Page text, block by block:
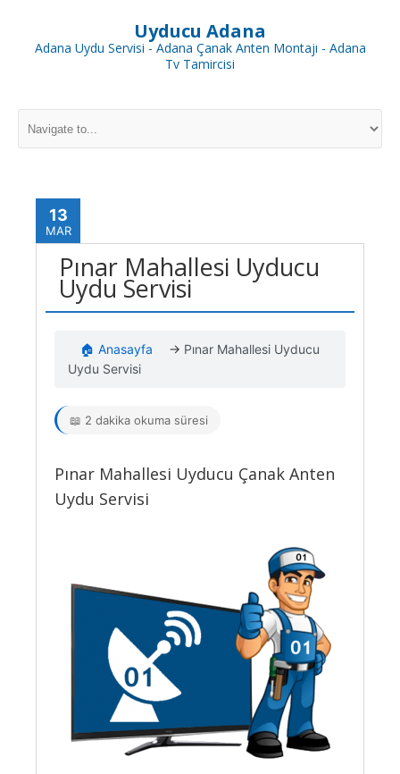
Uyducu Adana
Adana Uydu Servisi - Adana Çanak Anten Montajı - Adana
Tv Tamircisi
13
MAR
Pınar Mahallesi Uyducu
Uydu Servisi
🏠 Anasayfa → Pınar Mahallesi Uyducu
Uydu Servisi
📖 2 dakika okuma süresi
Pınar Mahallesi Uyducu Çanak Anten
Uydu Servisi